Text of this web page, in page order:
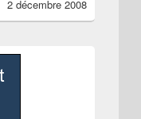
2 décembre 2008